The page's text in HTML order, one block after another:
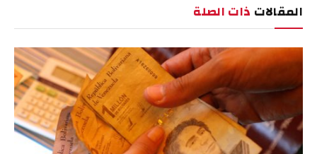
المقالات ذات الصلة